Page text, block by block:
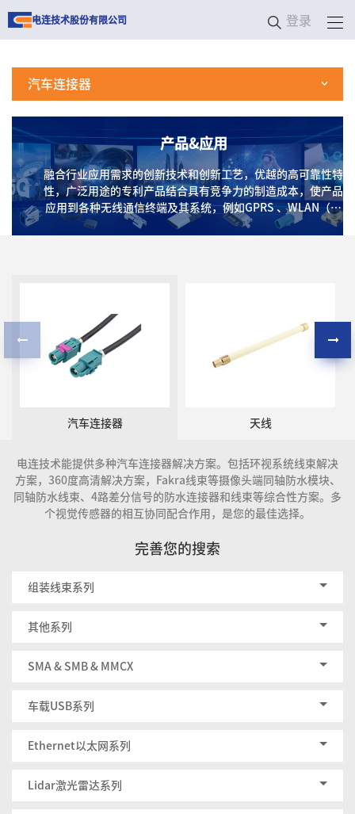
电连技术股份有限公司 登录
汽车连接器
产品&应用
融合行业应用需求的创新技术和创新工艺，优越的高可靠性特
性，广泛用途的专利产品结合具有竞争力的制造成本，使产品
应用到各种无线通信终端及其系统，例如GPRS 、WLAN（无
线局域网）、蓝牙、Wi-Fi、CATV（数字电视）、GPS、卫星
汽车连接器 天线
电连技术能提供多种汽车连接器解决方案。包括环视系统线束解决
方案，360度高清解决方案，Fakra线束等摄像头端同轴防水模块、
同轴防水线束、4路差分信号的防水连接器和线束等综合性方案。多
个视觉传感器的相互协同配合作用，是您的最佳选择。
完善您的搜索
组装线束系列
其他系列
SMA & SMB & MMCX
车载USB系列
Ethernet以太网系列
Lidar激光雷达系列